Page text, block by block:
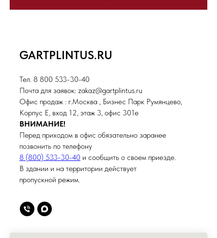
GARTPLINTUS.RU
Тел. 8 800 533-30-40
Почта для заявок: zakaz@gartplintus.ru
Офис продаж : г.Москва , Бизнес Парк Румянцево,
Корпус Е, вход 12, этаж 3, офис 301е
ВНИМАНИЕ!
Перед приходом в офис обязательно заранее
позвонить по телефону
8 (800) 533-30-40 и сообщить о своем приезде.
В здании и на территории действует
пропускной режим.